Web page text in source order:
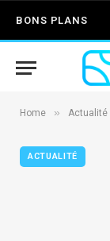
BONS PLANS
Home » Actualité
ACTUALITÉ